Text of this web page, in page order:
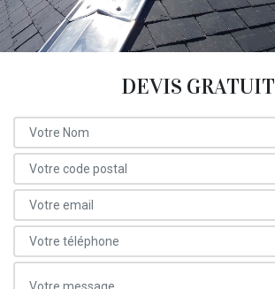
DEVIS GRATUIT